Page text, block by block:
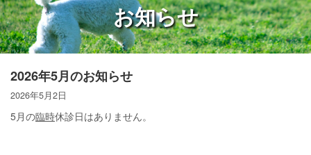
お知らせ
2026年5月のお知らせ
2026年5月2日
5月の臨時休診日はありません。